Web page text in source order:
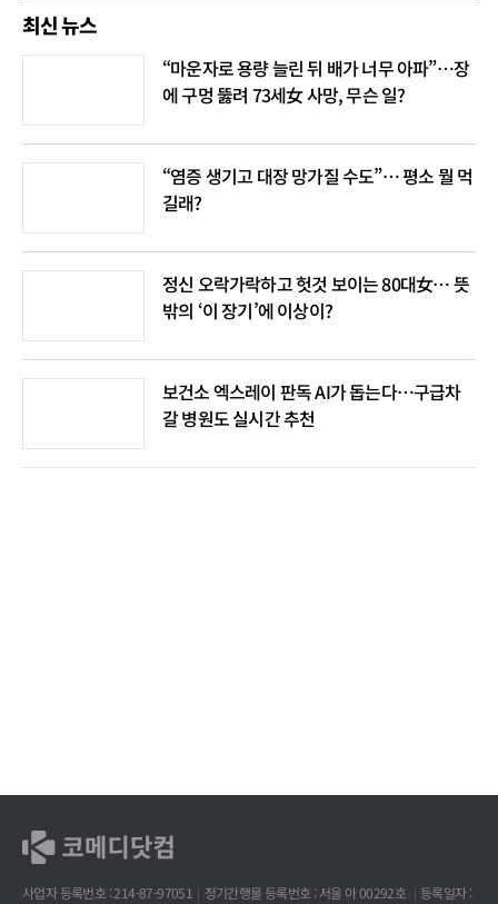
최신 뉴스
“마운자로 용량 늘린 뒤 배가 너무 아파”…장
에 구멍 뚫려 73세女 사망, 무슨 일?
“염증 생기고 대장 망가질 수도”… 평소 뭘 먹
길래?
정신 오락가락하고 헛것 보이는 80대女… 뜻
밖의 ‘이 장기’에 이상이?
보건소 엑스레이 판독 AI가 돕는다…구급차
갈 병원도 실시간 추천
사업자 등록번호 : 214-87-97051 정기간행물 등록번호 : 서울 아 00292호 등록일자 :